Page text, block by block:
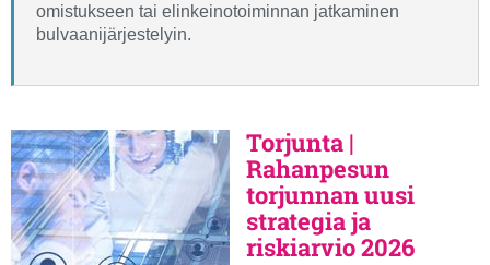
omistukseen tai elinkeinotoiminnan jatkaminen
bulvaanijärjestelyin.
Torjunta |
Rahanpesun
torjunnan uusi
strategia ja
riskiarvio 2026